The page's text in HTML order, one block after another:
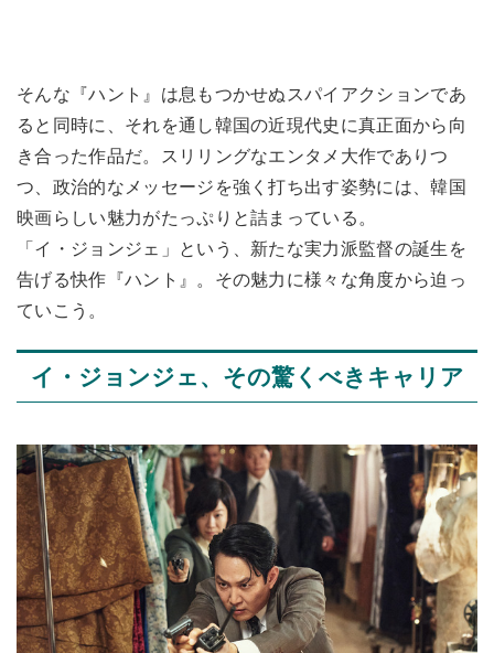
そんな『ハント』は息もつかせぬスパイアクションであ
ると同時に、それを通し韓国の近現代史に真正面から向
き合った作品だ。スリリングなエンタメ大作でありつ
つ、政治的なメッセージを強く打ち出す姿勢には、韓国
映画らしい魅力がたっぷりと詰まっている。
「イ・ジョンジェ」という、新たな実力派監督の誕生を
告げる快作『ハント』。その魅力に様々な角度から迫っ
ていこう。
イ・ジョンジェ、その驚くべきキャリア